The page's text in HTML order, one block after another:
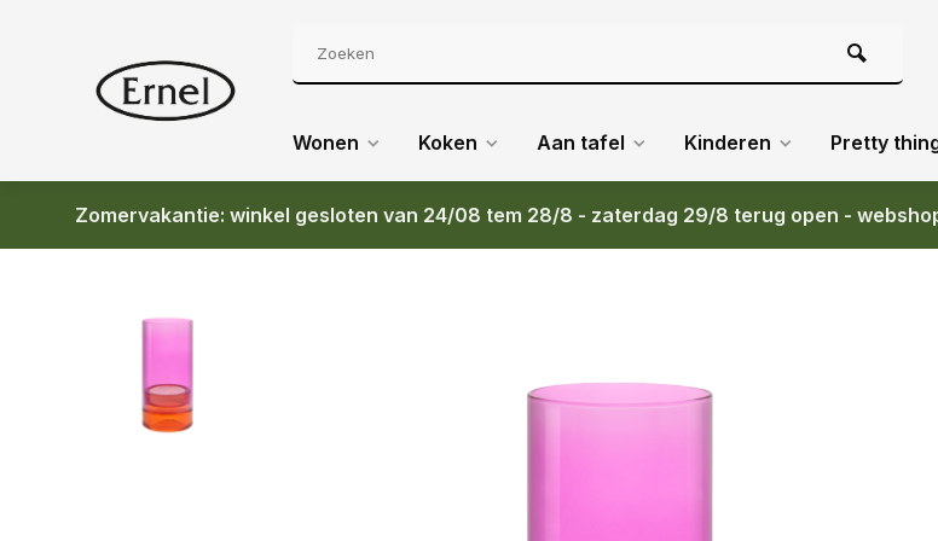
Wonen Koken Aan tafel Kinderen Pretty
Zomervakantie: winkel gesloten van 24/08 tem 28/8 - zaterdag 29/8 terug open -
Terug REMEMBER GLASS LANTERN LYS PINK